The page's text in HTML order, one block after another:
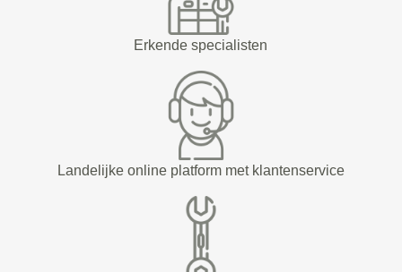
Erkende specialisten
Landelijke online platform met klantenservice